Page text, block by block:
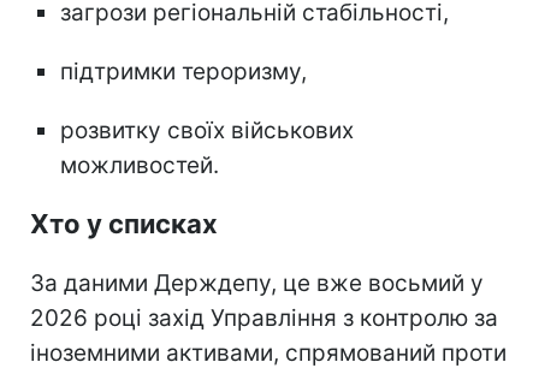
загрози регіональній стабільності,
підтримки тероризму,
розвитку своїх військових
можливостей.
Хто у списках
За даними Держдепу, це вже восьмий у
2026 році захід Управління з контролю за
іноземними активами, спрямований проти